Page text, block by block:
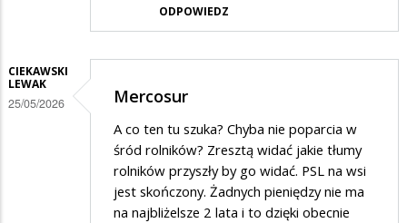
ODPOWIEDZ
CIEKAWSKI
LEWAK
25/05/2026 Mercosur
A co ten tu szuka? Chyba nie poparcia w
śród rolników? Zresztą widać jakie tłumy
rolników przyszły by go widać. PSL na wsi
jest skończony. Żadnych pieniędzy nie ma
na najbliżelsze 2 lata i to dzięki obecnie